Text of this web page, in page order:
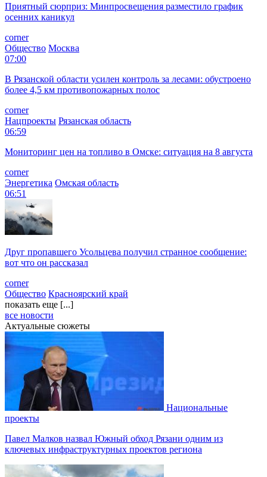
Приятный сюрприз: Минпросвещения разместило график
осенних каникул
corner
Общество Москва
07:00
В Рязанской области усилен контроль за лесами: обустроено
более 4,5 км противопожарных полос
corner
Нацпроекты Рязанская область
06:59
Мониторинг цен на топливо в Омске: ситуация на 8 августа
corner
Энергетика Омская область
06:51
Друг пропавшего Усольцева получил странное сообщение:
вот что он рассказал
corner
Общество Красноярский край
показать еще [...]
все новости
Актуальные сюжеты
Национальные
проекты
Павел Малков назвал Южный обход Рязани одним из
ключевых инфраструктурных проектов региона